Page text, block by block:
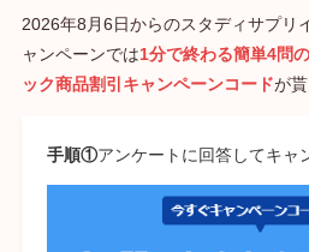
2026年8月6日からのスタディサプリ
ャンペーンでは1分で終わる簡単4問
ック商品割引キャンペーンコードが貰
手順①アンケートに回答してキャ